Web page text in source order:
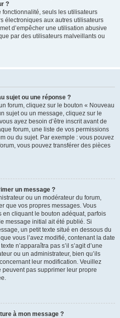
?
seuls les utilisateurs
électroniques aux autres utilisateurs
d’empêcher une utilisation abusive
par des utilisateurs malveillants ou
sujet ou une réponse ?
forum, cliquez sur le bouton « Nouveau
sujet ou un message, cliquez sur le
ayez besoin d’être inscrit avant de
forum, une liste de vos permissions
ou du sujet. Par exemple : vous pouvez
vous pouvez transférer des pièces
un message ?
ou un modérateur du forum,
que vos propres messages. Vous
cliquant le bouton adéquat, parfois
message initial ait été publié. Si
un petit texte situé en dessous du
vous l’avez modifié, contenant la date
n’apparaîtra pas s’il s’agit d’une
ou un administrateur, bien qu’ils
leur modification. Veuillez
pas supprimer leur propre
à mon message ?